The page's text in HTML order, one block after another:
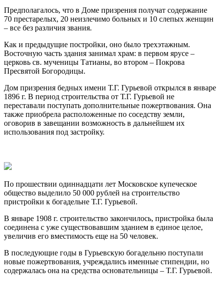
Предполагалось, что в Доме призрения получат содержание
70 престарелых, 20 неизлечимо больных и 10 слепых женщин
– все без различия звания.
Как и предыдущие постройки, оно было трехэтажным.
Восточную часть здания занимал храм: в первом ярусе –
церковь св. мученицы Татианы, во втором – Покрова
Пресвятой Богородицы.
Дом призрения бедных имени Т.Г. Гурьевой открылся в январе
1896 г. В период строительства от Т.Г. Гурьевой не
переставали поступать дополнительные пожертвования. Она
также приобрела расположенные по соседству земли,
оговорив в завещании возможность в дальнейшем их
использования под застройку.
По прошествии одиннадцати лет Московское купеческое
общество выделило 50 000 рублей на строительство
пристройки к богадельне Т.Г. Гурьевой.
В январе 1908 г. строительство закончилось, пристройка была
соединена с уже существовавшим зданием в единое целое,
увеличив его вместимость еще на 50 человек.
В последующие годы в Гурьевскую богадельню поступали
новые пожертвования, учреждались именные стипендии, но
содержалась она на средства основательницы – Т.Г. Гурьевой.